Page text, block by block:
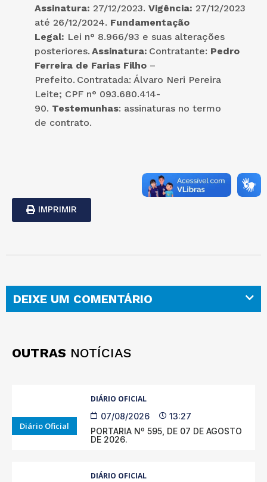
Assinatura: 27/12/2023. Vigência: 27/12/2023
até 26/12/2024. Fundamentação
Legal: Lei n° 8.966/93 e suas alterações
posteriores. Assinatura: Contratante: Pedro
Ferreira de Farias Filho –
Prefeito. Contratada: Álvaro Neri Pereira
Leite; CPF n° 093.680.414-
90. Testemunhas: assinaturas no termo
de contrato.
IMPRIMIR
DEIXE UM COMENTÁRIO
OUTRAS NOTÍCIAS
Diário Oficial
DIÁRIO OFICIAL
07/08/2026
13:27
PORTARIA Nº 595, DE 07 DE AGOSTO
DE 2026.
DIÁRIO OFICIAL